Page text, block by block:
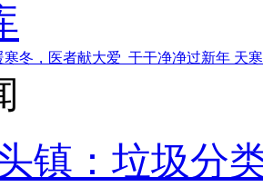
寒冬，医者献大爱 干干净净过新年 天
镇：垃圾分